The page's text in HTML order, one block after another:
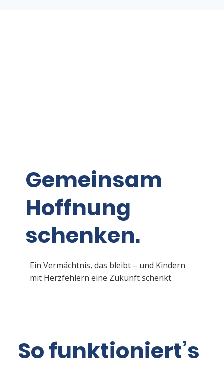
Gemeinsam
Hoffnung
schenken.
Ein Vermächtnis, das bleibt – und Kindern
mit Herzfehlern eine Zukunft schenkt.
So funktioniert’s